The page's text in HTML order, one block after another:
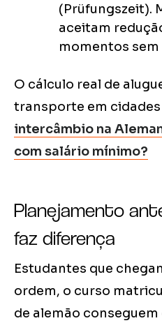
(Prüfungszeit).
aceitam
momentos
O cálculo real de
transporte em
intercâmbio na
com salário mínimo?
Planejamento
faz diferença
Estudantes que
ordem, o curso
de alemão